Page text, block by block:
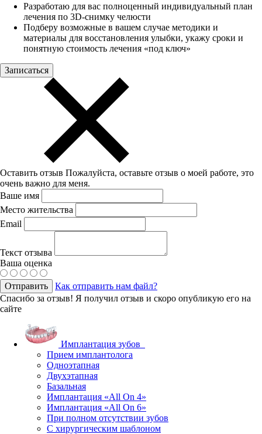
Разработаю для вас полноценный индивидуальный план
лечения по 3D-снимку челюсти
Подберу возможные в вашем случае методики и
материалы для восстановления улыбки, укажу сроки и
понятную стоимость лечения «под ключ»
Записаться
Оставить отзыв Пожалуйста, оставьте отзыв о моей работе, это
очень важно для меня.
Ваше имя
Место жительства
Email
Текст отзыва
Ваша оценка
Отправить
Как отправить нам файл?
Спасибо за отзыв! Я получил отзыв и скоро опубликую его на
сайте
Имплантация зубов
Прием имплантолога
Одноэтапная
Двухэтапная
Базальная
Имплантация «All On 4»
Имплантация «All On 6»
При полном отсутствии зубов
С хирургическим шаблоном